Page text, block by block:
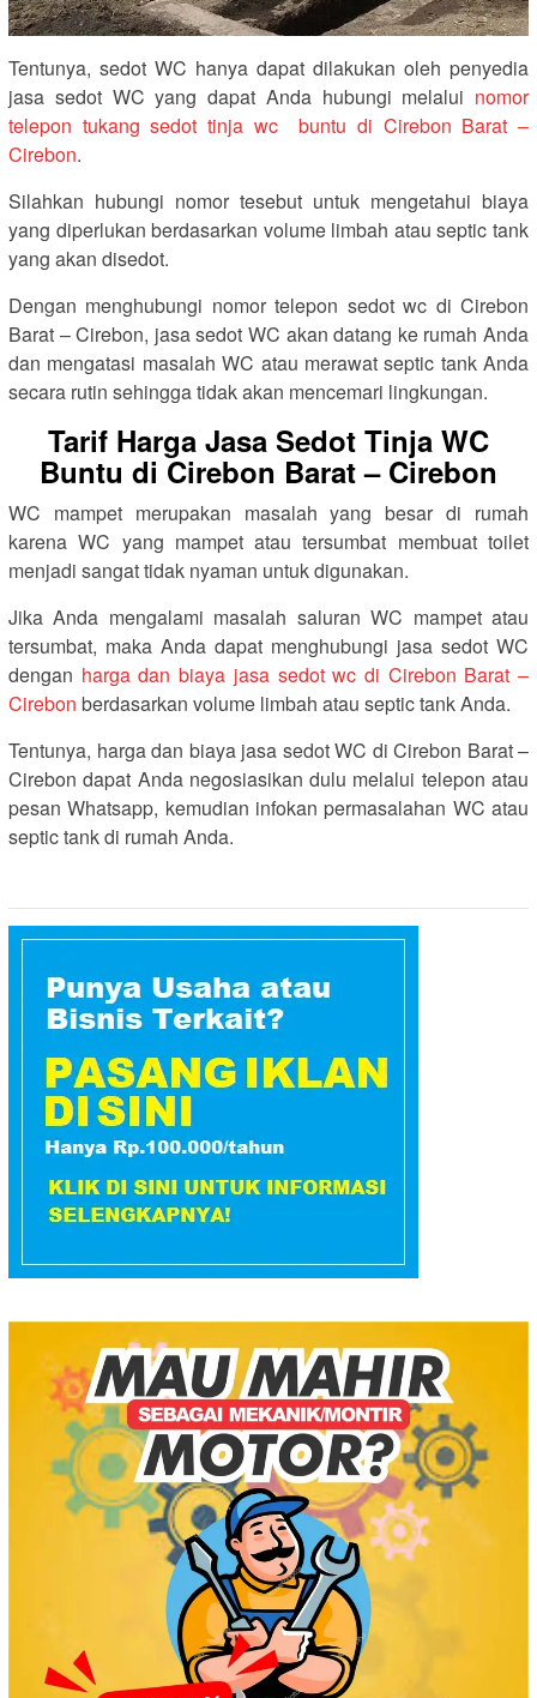
Tentunya, sedot WC hanya dapat dilakukan oleh penyedia
jasa sedot WC yang dapat Anda hubungi melalui nomor
telepon tukang sedot tinja wc buntu di Cirebon Barat –
Cirebon.
Silahkan hubungi nomor tesebut untuk mengetahui biaya
yang diperlukan berdasarkan volume limbah atau septic tank
yang akan disedot.
Dengan menghubungi nomor telepon sedot wc di Cirebon
Barat – Cirebon, jasa sedot WC akan datang ke rumah Anda
dan mengatasi masalah WC atau merawat septic tank Anda
secara rutin sehingga tidak akan mencemari lingkungan.
Tarif Harga Jasa Sedot Tinja WC
Buntu di Cirebon Barat – Cirebon
WC mampet merupakan masalah yang besar di rumah
karena WC yang mampet atau tersumbat membuat toilet
menjadi sangat tidak nyaman untuk digunakan.
Jika Anda mengalami masalah saluran WC mampet atau
tersumbat, maka Anda dapat menghubungi jasa sedot WC
dengan harga dan biaya jasa sedot wc di Cirebon Barat –
Cirebon berdasarkan volume limbah atau septic tank Anda.
Tentunya, harga dan biaya jasa sedot WC di Cirebon Barat –
Cirebon dapat Anda negosiasikan dulu melalui telepon atau
pesan Whatsapp, kemudian infokan permasalahan WC atau
septic tank di rumah Anda.